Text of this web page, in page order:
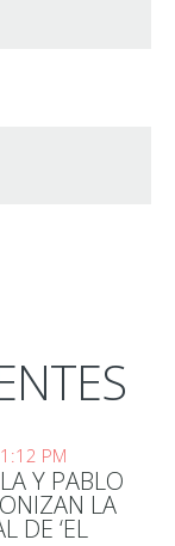
PM
Y PABLO
LA
DE ‘EL